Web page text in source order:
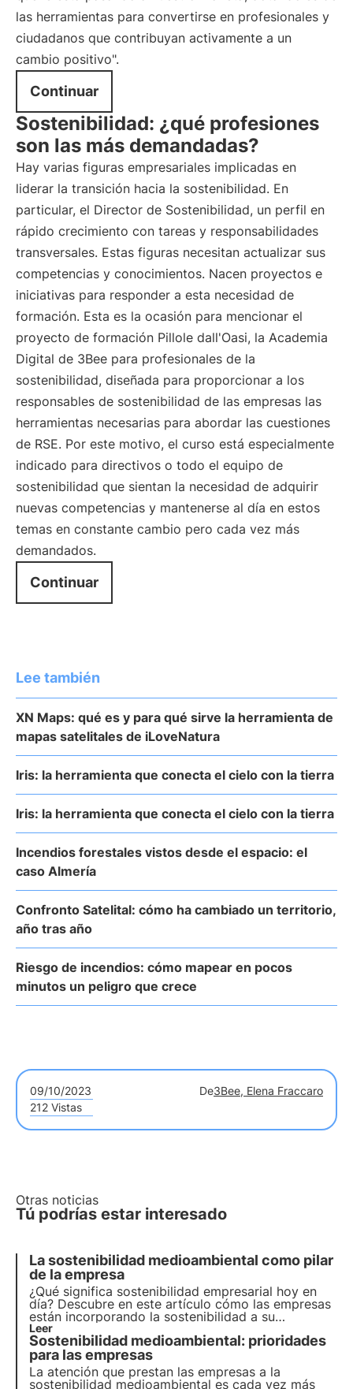
las herramientas para convertirse en profesionales y
ciudadanos que contribuyan activamente a un
cambio positivo".
Continuar
Sostenibilidad: ¿qué profesiones
son las más demandadas?
Hay varias figuras empresariales implicadas en
liderar la transición hacia la sostenibilidad. En
particular, el Director de Sostenibilidad, un perfil en
rápido crecimiento con tareas y responsabilidades
transversales. Estas figuras necesitan actualizar sus
competencias y conocimientos. Nacen proyectos e
iniciativas para responder a esta necesidad de
formación. Esta es la ocasión para mencionar el
proyecto de formación Pillole dall'Oasi, la Academia
Digital de 3Bee para profesionales de la
sostenibilidad, diseñada para proporcionar a los
responsables de sostenibilidad de las empresas las
herramientas necesarias para abordar las cuestiones
de RSE. Por este motivo, el curso está especialmente
indicado para directivos o todo el equipo de
sostenibilidad que sientan la necesidad de adquirir
nuevas competencias y mantenerse al día en estos
temas en constante cambio pero cada vez más
demandados.
Continuar
Lee también
XN Maps: qué es y para qué sirve la herramienta de
mapas satelitales de iLoveNatura
Iris: la herramienta que conecta el cielo con la tierra
Iris: la herramienta que conecta el cielo con la tierra
Incendios forestales vistos desde el espacio: el
caso Almería
Confronto Satelital: cómo ha cambiado un territorio,
año tras año
Riesgo de incendios: cómo mapear en pocos
minutos un peligro que crece
09/10/2023 De3Bee, Elena Fraccaro
212 Vistas
Otras noticias
Tú podrías estar interesado
La sostenibilidad medioambiental como pilar
de la empresa
¿Qué significa sostenibilidad empresarial hoy en
día? Descubre en este artículo cómo las empresas
están incorporando la sostenibilidad a su
estrategia y su papel en la consecución de los
objetivos de la Agenda 2030. Aprende más con las
Píldoras del Oasis, la Academia Digital de 3Bee.
Leer
Sostenibilidad medioambiental: prioridades
para las empresas
La atención que prestan las empresas a la
sostenibilidad medioambiental es cada vez más